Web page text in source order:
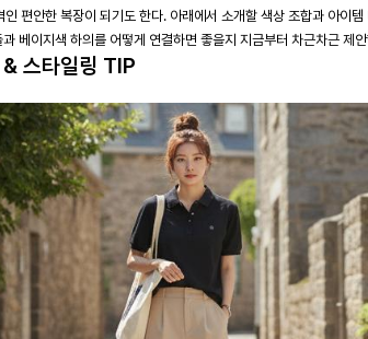
편안한 복장이 되기도 한다. 아래에서 소개할 색상 조합과 아이템
베이지색 하의를 어떻게 연결하면 좋을지 지금부터 차근차근 제
스타일링 TIP